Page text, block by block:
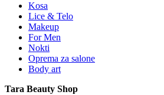
Kosa
Lice & Telo
Makeup
For Men
Nokti
Oprema za salone
Body art
Tara Beauty Shop